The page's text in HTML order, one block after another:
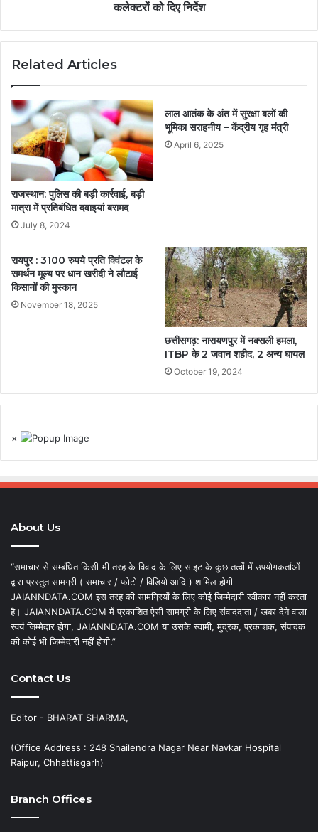
कलेक्टरों को दिए निर्देश
Related Articles
राजस्थान: पुलिस की बड़ी कार्रवाई, बड़ी
मात्रा में प्रतिबंधित दवाइयां बरामद
July 8, 2024
लाल आतंक के अंत में सुरक्षा बलों की
भूमिका सराहनीय – केंद्रीय गृह मंत्री
April 6, 2025
रायपुर : 3100 रुपये प्रति क्विंटल के
समर्थन मूल्य पर धान खरीदी ने लौटाई
किसानों की मुस्कान
November 18, 2025
छत्तीसगढ़: नारायणपुर में नक्सली हमला,
ITBP के 2 जवान शहीद, 2 अन्य घायल
October 19, 2024
×
About Us
“समाचार से सम्बंधित किसी भी तरह के विवाद के लिए साइट के कुछ तत्वों में उपयोगकर्ताओं
द्वारा प्रस्तुत सामग्री ( समाचार / फोटो / विडियो आदि ) शामिल होगी
JAIANNDATA.COM इस तरह की सामग्रियों के लिए कोई जिम्मेदारी स्वीकार नहीं करता
है। JAIANNDATA.COM में प्रकाशित ऐसी सामग्री के लिए संवाददाता / खबर देने वाला
स्वयं जिम्मेदार होगा, JAIANNDATA.COM या उसके स्वामी, मुद्रक, प्रकाशक, संपादक
की कोई भी जिम्मेदारी नहीं होगी.”
Contact Us
Editor - BHARAT SHARMA,
(Office Address : 248 Shailendra Nagar Near Navkar Hospital
Raipur, Chhattisgarh)
Branch Offices